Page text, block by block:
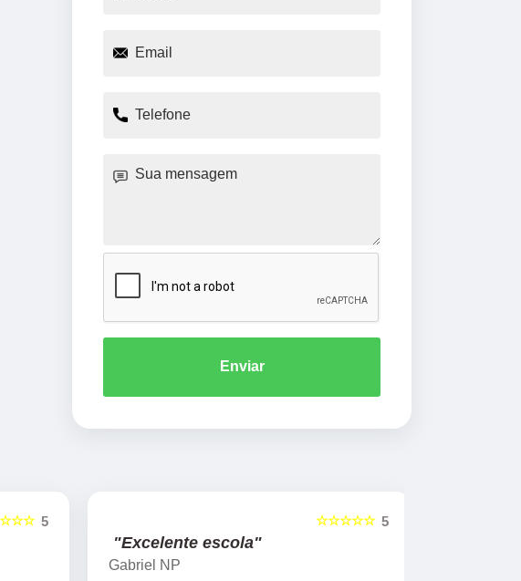
Enviar
5 5
☆☆☆☆☆
"Excelente escola"
Gabriel NP